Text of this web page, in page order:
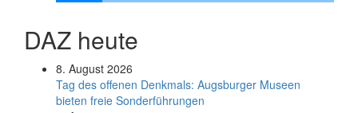
DAZ heute
8. August 2026
Tag des offenen Denkmals: Augsburger Museen
bieten freie Sonderführungen